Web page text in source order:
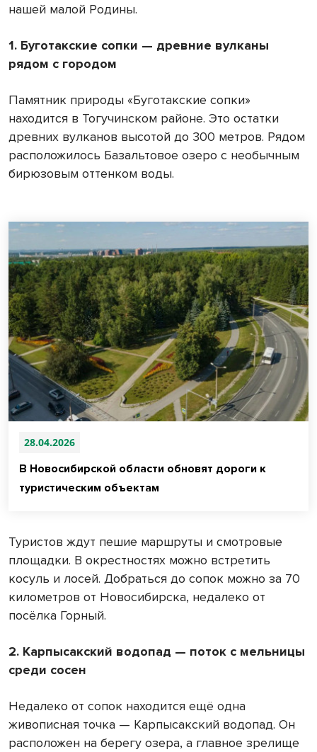
нашей малой Родины.
1. Буготакские сопки — древние вулканы
рядом с городом
Памятник природы «Буготакские сопки»
находится в Тогучинском районе. Это остатки
древних вулканов высотой до 300 метров. Рядом
расположилось Базальтовое озеро с необычным
бирюзовым оттенком воды.
28.04.2026
В Новосибирской области обновят дороги к
туристическим объектам
Туристов ждут пешие маршруты и смотровые
площадки. В окрестностях можно встретить
косуль и лосей. Добраться до сопок можно за 70
километров от Новосибирска, недалеко от
посёлка Горный.
2. Карпысакский водопад — поток с мельницы
среди сосен
Недалеко от сопок находится ещё одна
живописная точка — Карпысакский водопад. Он
расположен на берегу озера, а главное зрелище